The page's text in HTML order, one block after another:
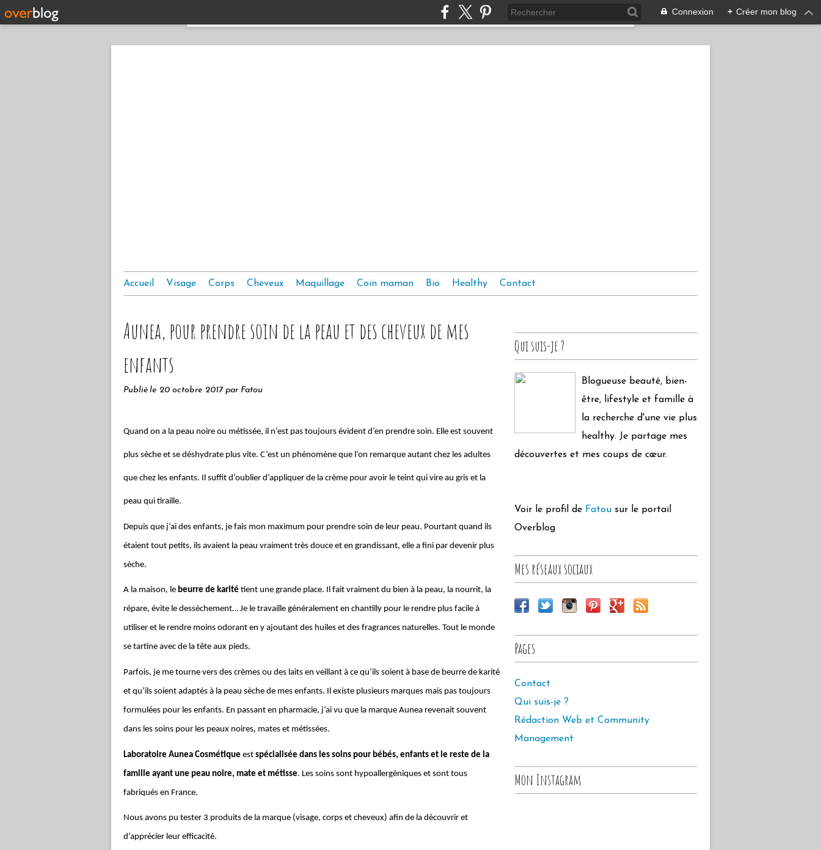
Connexion + Créer mon blog
Accueil Visage Corps Cheveux Maquillage Coin maman Bio Healthy Contact
Aunea, pour prendre soin de la peau et des cheveux de mes
enfants
Publié le 20 octobre 2017 par Fatou
Quand on a la peau noire ou métissée, il n’est pas toujours évident d’en prendre soin. Elle est souvent
plus sèche et se déshydrate plus vite. C’est un phénomène que l’on remarque autant chez les adultes
que chez les enfants. Il suffit d’oublier d’appliquer de la crème pour avoir le teint qui vire au gris et la
peau qui tiraille.
Depuis que j’ai des enfants, je fais mon maximum pour prendre soin de leur peau. Pourtant quand ils
étaient tout petits, ils avaient la peau vraiment très douce et en grandissant, elle a fini par devenir plus
sèche.
A la maison, le beurre de karité tient une grande place. Il fait vraiment du bien à la peau, la nourrit, la
répare, évite le dessèchement… Je le travaille généralement en chantilly pour le rendre plus facile à
utiliser et le rendre moins odorant en y ajoutant des huiles et des fragrances naturelles. Tout le monde
se tartine avec de la tête aux pieds.
Parfois, je me tourne vers des crèmes ou des laits en veillant à ce qu’ils soient à base de beurre de karité
et qu’ils soient adaptés à la peau sèche de mes enfants. Il existe plusieurs marques mais pas toujours
formulées pour les enfants. En passant en pharmacie, j’ai vu que la marque Aunea revenait souvent
dans les soins pour les peaux noires, mates et métissées.
Laboratoire Aunea Cosmétique est spécialisée dans les soins pour bébés, enfants et le reste de la
famille ayant une peau noire, mate et métisse. Les soins sont hypoallergéniques et sont tous
fabriqués en France.
Nous avons pu tester 3 produits de la marque (visage, corps et cheveux) afin de la découvrir et
d’apprécier leur efficacité.
Qui suis-je ?
Blogueuse beauté, bien-
être, lifestyle et famille à
la recherche d'une vie plus
healthy. Je partage mes
découvertes et mes coups de cœur.
Voir le profil de Fatou sur le portail
Overblog
Mes réseaux sociaux
Pages
Contact
Qui suis-je ?
Rédaction Web et Community
Management
Mon Instagram